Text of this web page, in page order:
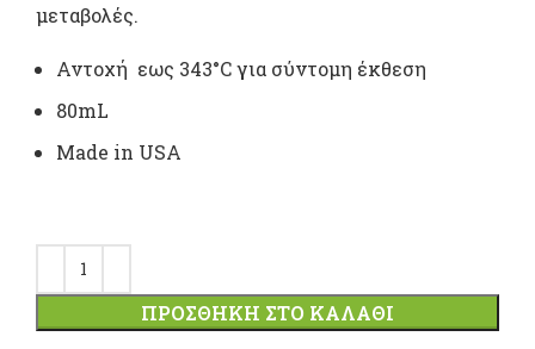
μεταβολές.
Αντοχή εως 343°C για σύντομη έκθεση
80mL
Μade in USA
ΠΡΟΣΘΉΚΗ ΣΤΟ ΚΑΛΆΘΙ